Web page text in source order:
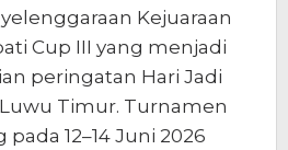
Kejuaraan
Cup III yang menjadi
peringatan Hari Jadi
Timur. Turnamen
12–14 Juni 2026